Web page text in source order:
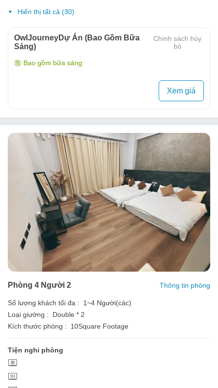
Hiển thị tất cả (30)
OwlJourneyDự Án (Bao Gồm Bữa
Sáng)
Chính sách hủy
bỏ
Bao gồm bữa sáng
Xem giá
Phòng 4 Người 2 Thông tin phòng
Số lượng khách tối đa :
1~4 Người(các)
Loại giường :
Double * 2
Kích thước phòng :
10Square Footage
Tiện nghi phòng